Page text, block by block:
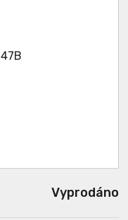
Vyprodáno